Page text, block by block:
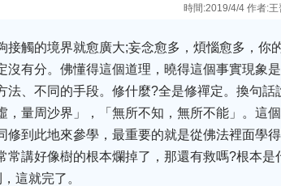
時間:2019/4/4 作者:王
接觸的境界就愈廣大;妄念愈多，煩惱愈多，你
沒有分。佛懂得這個道理，曉得這個事實現象
法、不同的手段。修什麼?全是修禪定。換句
，量周沙界」，「無所不知，無所不能」。這
修到此地來參學，最重要的就是從佛法裡面學
常講好像樹的根本爛掉了，那還有救嗎?根本
這就完了。